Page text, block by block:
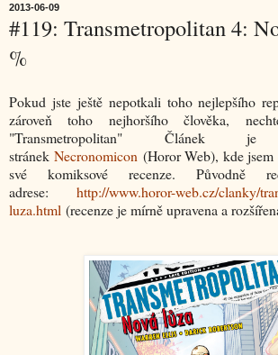
2013-06-09
#119: Transmetropolitan 4:
%
Pokud jste ještě nepotkali toho nejlepšího
zároveň toho nejhoršího člověka,
"Transmetropolitan" Článek
stránekNecronomicon (Horor Web), kde
své komiksové recenze. Původně
adrese: http://www.horor-web.cz/clanky/
luza.html (recenze je mírně upravena a